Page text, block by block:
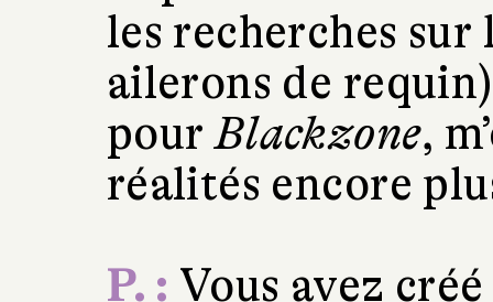
les recherches sur
ailerons de
pourBlackzone,
réalités encore
P. : Vous avez